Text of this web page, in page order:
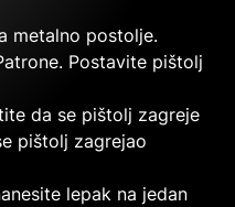
metalno postolje.
Postavite pištolj
da se pištolj zagreje
pištolj zagrejao
lepak na jedan